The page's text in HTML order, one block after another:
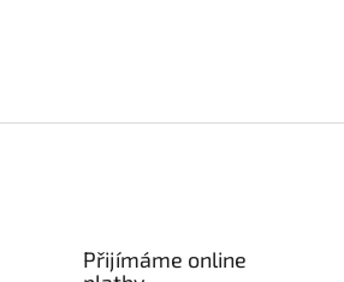
Přijímáme online